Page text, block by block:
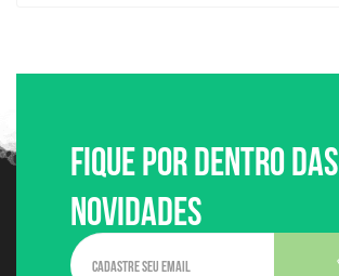
Fique por dentro das
Novidades